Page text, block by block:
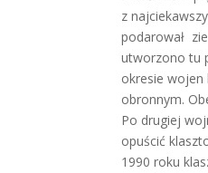
z
podarował
utworzono tu
okresie wojen
obronnym.
Po drugiej
opuścić
1990 roku